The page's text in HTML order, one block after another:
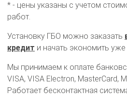
* - цены указаны с учетом
работ.
Установку ГБО можно заказать
кредит и начать экономить уже
Мы принимаем к оплате
VISA, VISA Electron, MasterCard,
Работает бесконтактная